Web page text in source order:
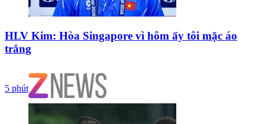
HLV Kim: Hòa Singapore vì hôm ấy tôi mặc áo
trắng
5 phút